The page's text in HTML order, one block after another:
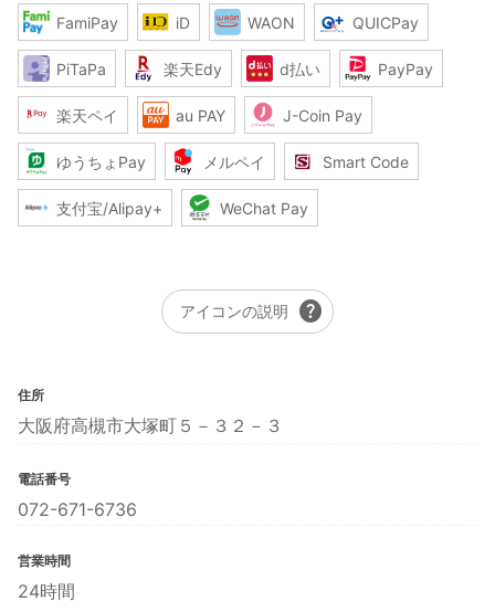
FamiPay iD WAON QUICPay
PiTaPa 楽天Edy d払い PayPay
楽天ペイ au PAY J-Coin Pay
ゆうちょPay メルペイ Smart Code
支付宝/Alipay+ WeChat Pay
アイコンの説明 help
住所
大阪府高槻市大塚町５－３２－３
電話番号
072-671-6736
営業時間
24時間